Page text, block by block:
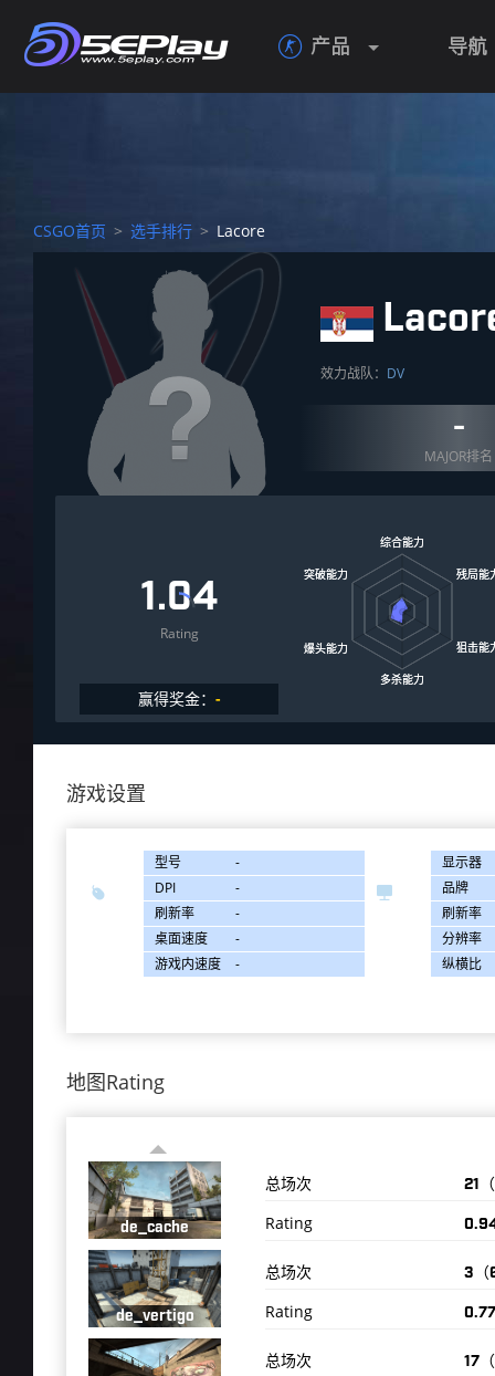
 产品 导航
CSGO首页 > 选手排行 > Lacore
效力战队： DV
-
MAJOR排名
1.04
Rating
赢得奖金： -
游戏设置

型号
-
DPI
-
刷新率
-
桌面速度
-
游戏内速度
-

显示器
品牌
刷新率
分辨率
纵横比
地图Rating
de_cache
总场次 21
Rating
de_vertigo
总场次 3（
Rating 0.77
总场次 17